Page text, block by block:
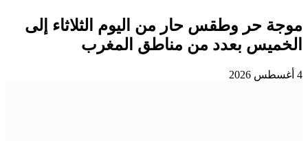
موجة حر وطقس حار من اليوم الثلاثاء إلى
الخميس بعدد من مناطق المغرب
4 أغسطس 2026